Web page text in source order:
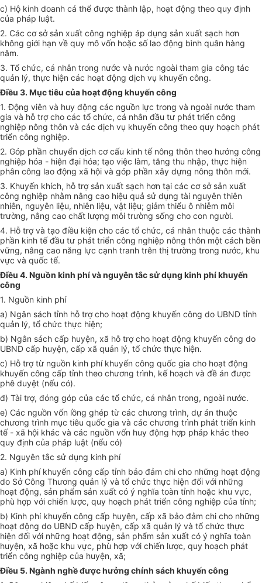
c) Hộ kinh doanh cá thể được thành lập, hoạt động theo quy định
của pháp luật.
2. Các cơ sở sản xuất công nghiệp áp dụng sản xuất sạch hơn
không giới hạn về quy mô vốn hoặc số lao động bình quân hàng
năm.
3. Tổ chức, cá nhân trong nước và nước ngoài tham gia công tác
quản lý, thực hiện các hoạt động dịch vụ khuyến công.
Điều 3. Mục tiêu của hoạt động khuyến công
1. Động viên và huy động các nguồn lực trong và ngoài nước tham
gia và hỗ trợ cho các tổ chức, cá nhân đầu tư phát triển công
nghiệp nông thôn và các dịch vụ khuyến công theo quy hoạch phát
triển công nghiệp.
2. Góp phần chuyển dịch cơ cấu kinh tế nông thôn theo hướng công
nghiệp hóa - hiện đại hóa; tạo việc làm, tăng thu nhập, thực hiện
phân công lao động xã hội và góp phần xây dựng nông thôn mới.
3. Khuyến khích, hỗ trợ sản xuất sạch hơn tại các cơ sở sản xuất
công nghiệp nhằm nâng cao hiệu quả sử dụng tài nguyên thiên
nhiên, nguyên liệu, nhiên liệu, vật liệu; giảm thiểu ô nhiễm môi
trường, nâng cao chất lượng môi trường sống cho con người.
4. Hỗ trợ và tạo điều kiện cho các tổ chức, cá nhân thuộc các thành
phần kinh tế đầu tư phát triển công nghiệp nông thôn một cách bền
vững, nâng cao năng lực cạnh tranh trên thị trường trong nước, khu
vực và quốc tế.
Điều 4. Nguồn kinh phí và nguyên tắc sử dụng kinh phí khuyến
công
1. Nguồn kinh phí
a) Ngân sách tỉnh hỗ trợcho hoạt động khuyến công do UBND tỉnh
quản lý, tổ chức thực hiện;
b) Ngân sách cấp huyện, xã hỗ trợ cho hoạt động khuyến công do
UBND cấp huyện, cấp xã quản lý, tổ chức thực hiện.
c) Hỗ trợ từ nguồn kinh phí khuyến công quốc gia cho hoạt động
khuyến công cấp tỉnh theo chương trình, kế hoạch và đề án được
phê duyệt (nếu có).
đ) Tài trợ, đóng góp của các tổ chức, cá nhân trong, ngoài nước.
e) Các nguồn vốn lồng ghép từ các chương trình, dự án thuộc
chương trình mục tiêu quốc gia và các chương trình phát triển kinh
tế - xã hội khác và các nguồn vốn huy động hợp pháp khác theo
quy định của pháp luật (nếu có)
2. Nguyên tắc sử dụng kinh phí
a) Kinh phí khuyến công cấp tỉnh bảo đảm chi cho những hoạt động
do Sở Công Thương quản lý và tổ chức thực hiện đối với những
hoạt động, sản phẩm sản xuất có ý nghĩa toàn tỉnh hoặc khu vực,
phù hợp với chiến lược, quy hoạch phát triển công nghiệp của tỉnh;
b) Kinh phíkhuyến công cấp huyện, cấp xã bảo đảm chi cho những
hoạt động do UBND cấp huyện, cấp xã quản lý và tổ chức thực
hiện đối với những hoạt động, sản phẩm sản xuất có ý nghĩa toàn
huyện, xã hoặc khu vực, phù hợp với chiến lược, quy hoạch phát
triển công nghiệp của huyện, xã;
Điều 5. Ngành nghề được hưởng chính sách khuyến công